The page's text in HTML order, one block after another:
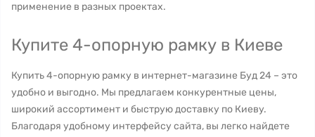
применение в разных проектах.
Купите 4-опорную рамку в Киеве
Купить 4-опорную рамку в интернет-магазине Буд 24 – это
удобно и выгодно. Мы предлагаем конкурентные цены,
широкий ассортимент и быструю доставку по Киеву.
Благодаря удобному интерфейсу сайта, вы легко найдете